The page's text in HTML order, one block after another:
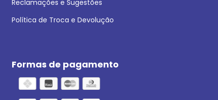
Reclamações e Sugestões
Política de Troca e Devolução
Formas de pagamento